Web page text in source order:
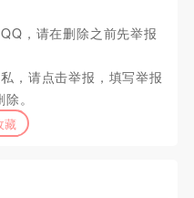
，请在删除之前先举报
，请点击举报，填写举报
。
藏